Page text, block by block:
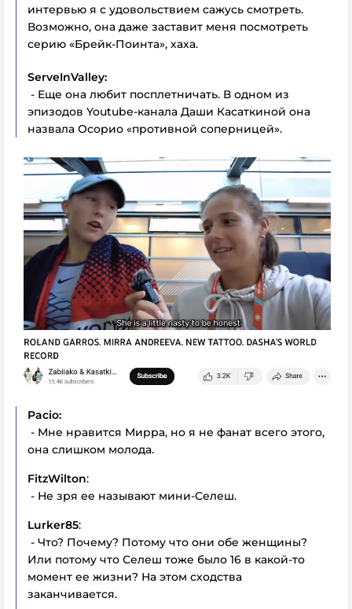
интервью я с удовольствием сажусь смотреть.
Возможно, она даже заставит меня посмотреть
серию «Брейк-Поинта», хаха.
ServeInValley:
- Еще она любит посплетничать. В одном из
эпизодов Youtube-канала Даши Касаткиной она
назвала Осорио «противной соперницей».
Pacio:
- Мне нравится Мирра, но я не фанат всего этого,
она слишком молода.
FitzWilton:
- Не зря ее называют мини-Селеш.
Lurker85:
- Что? Почему? Потому что они обе женщины?
Или потому что Селеш тоже было 16 в какой-то
момент ее жизни? На этом сходства
заканчивается.